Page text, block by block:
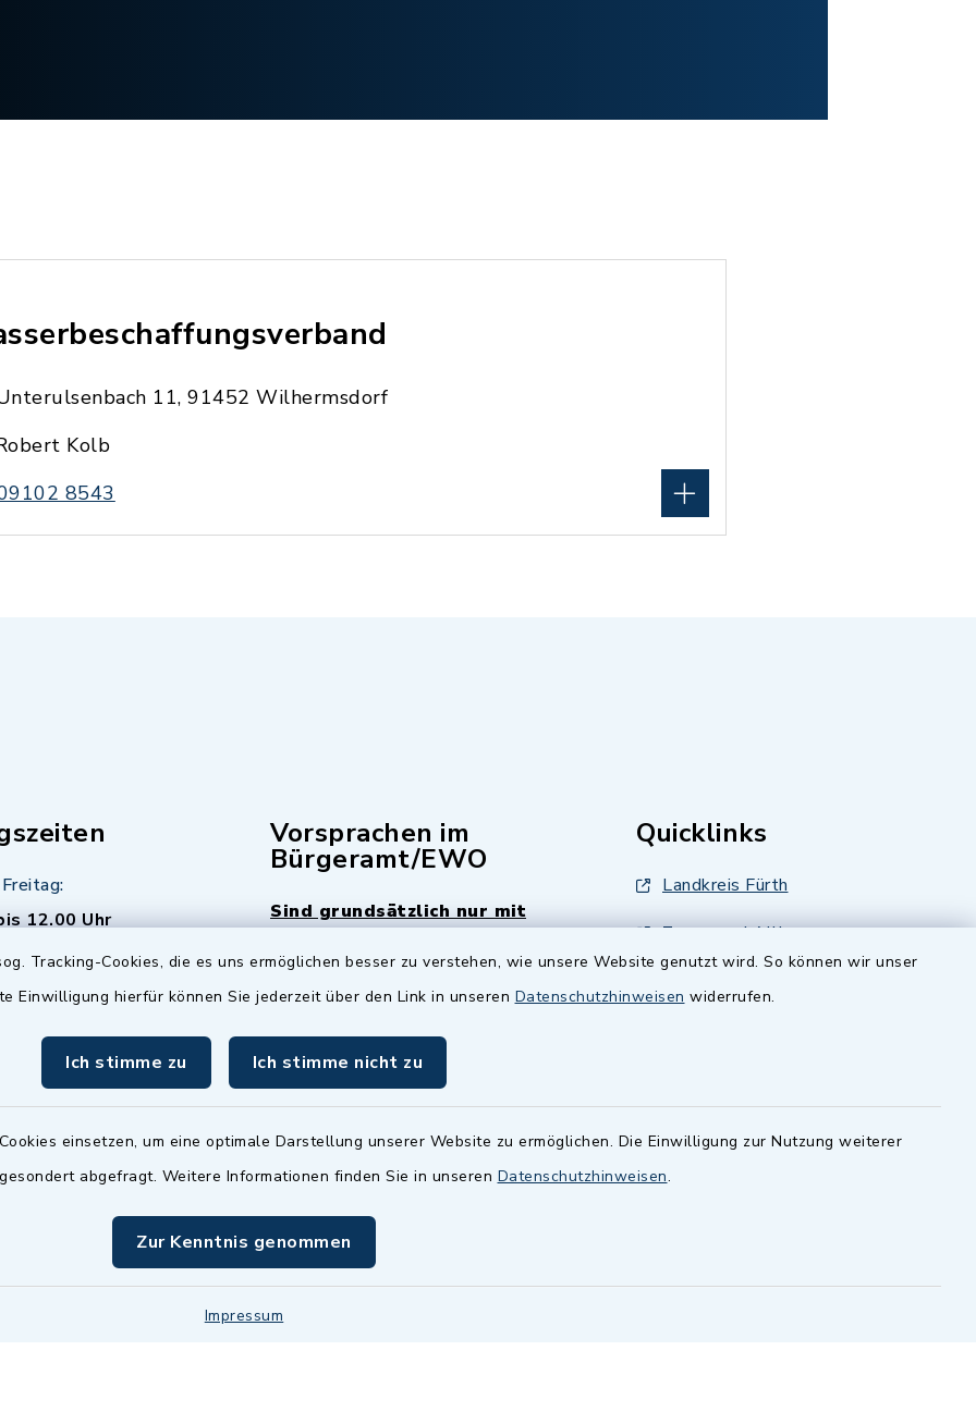
Tracking-Cookies, die es uns ermöglichen besser zu verstehen, wie unsere Website genutzt wird. So können wir unser
Einwilligung hierfür können Sie jederzeit über den Link in unseren Datenschutzhinweisen widerrufen.
Ich stimme zu Ich stimme nicht zu
einsetzen, um eine optimale Darstellung unserer Website zu ermöglichen. Die Einwilligung zur Nutzung weiterer
abgefragt. Weitere Informationen finden Sie in unseren Datenschutzhinweisen.
Zur Kenntnis genommen
Impressum
11, 91452 Wilhermsdorf
Kolb
8543
12.00 Uhr
Uhr - allerdings
Termine sind
fragen Sie den
Sachbearbeiter)
Vorsprachen im
Bürgeramt/EWO
Sind grundsätzlich nur mit
istMittwochs geschlossen.
Quicklinks
Landkreis Fürth
Zenngrund Allianz